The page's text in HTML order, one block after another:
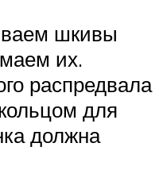
шкивы
их.
распредвала
для
должна